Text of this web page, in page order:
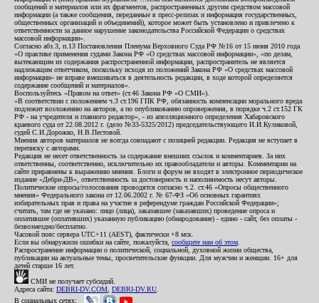
сообщений и материалов или их фрагментов, распространенных другим средством массовой
информации (а также сообщения, переданные в пресс-релизах и информация государственных,
общественных организаций и объединений), которое может быть установлено и привлечено к
ответственности за данное нарушение законодательства Российской Федерации о средствах
массовой информации».
Согласно абз.3, п.13 Постановления Пленума Верховного Суда РФ №16 от 15 июня 2010 года
«О практике применения судами Закона РФ «О средствах массовой информации», «по делам,
вытекающим из содержания распространенной информации, распространитель не является
надлежащим ответчиком, поскольку исходя из положений Закона РФ «О средствах массовой
информации» не вправе вмешиваться в деятельность редакции, в ходе которой определяется
содержание сообщений и материалов».
Воспользуйтесь «Правом на ответ» (ст.46 Закона РФ «О СМИ»).
«В соответствии с положением ч.3 ст.196 ГПК РФ, обязанность компенсации морального вреда
подлежит возложению на авторов, а по опубликованию опровержения, в порядке ч.2 ст.152 ГК
РФ - на учредителя и главного редактор», - из апелляционного определения Хабаровского
краевого суда от 22.08.2012 г. (дело №33-5325/2012) председательствующего И.И.Куликовой,
судей С.И.Дорожко, Н.В.Пестовой.
Мнения авторов материалов не всегда совпадают с позицией редакции. Редакция не вступает в
переписку с авторами.
Редакция не несет ответственность за содержание внешних ссылок и комментариев. За них
ответственны, соответственно, исключительно их правообладатели и авторы. Комментарии на
сайте приравнены к выражению мнения. Блоги и форум не входят в электронное периодическое
издание «Дебри-ДВ», ответственность за достоверность и наполняемость несут авторы.
Политические опросы/голосования проводятся согласно ч.2. ст.46 «Опросы общественного
мнения» Федерального закона от 12.06.2002 г. № 67-ФЗ «Об основных гарантиях
избирательных прав и права на участие в референдуме граждан Российской Федерации»;
считать, там где не указано: лицо (лица), заказавшее (заказавших) проведение опроса и
оплатившее (оплативших) указанную публикацию (обнародование) - едино - сайт, без оплаты -
безвозмездно/бесплатно.
Часовой пояс сервера UTC+11 (AEST), фактически +8 мск.
Если вы обнаружили ошибки на сайте, пожалуйста, сообщите нам об этом
Распространение информации о политической, социальной, духовной жизни общества,
публикации на актуальные темы, просветительские функции. Для мужчин и женщин. 16+ для
детей старше 16 лет.
СМИ не получает субсидий.
Адреса сайта: DEBRI-DV.COM DEBRI-DV.RU
В социальных сетях: